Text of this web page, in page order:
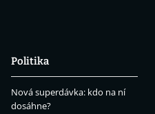
Politika
Nová superdávka: kdo na ní
dosáhne?